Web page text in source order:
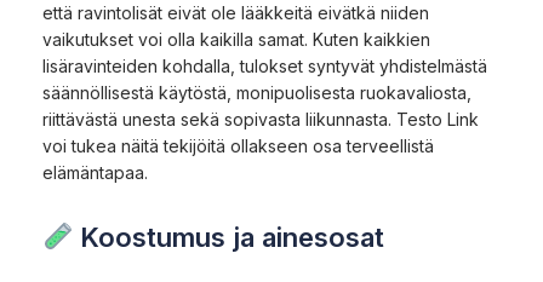
että ravintolisät eivät ole lääkkeitä eivätkä niiden
vaikutukset voi olla kaikilla samat. Kuten kaikkien
lisäravinteiden kohdalla, tulokset syntyvät yhdistelmästä
säännöllisestä käytöstä, monipuolisesta ruokavaliosta,
riittävästä unesta sekä sopivasta liikunnasta. Testo Link
voi tukea näitä tekijöitä ollakseen osa terveellistä
elämäntapaa.
Koostumus ja ainesosat